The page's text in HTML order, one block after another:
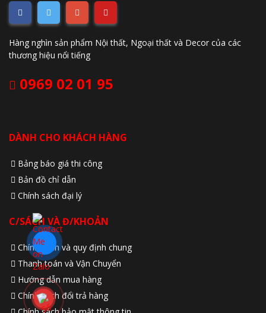
Hàng nghìn sản phẩm Nội thất, Ngoại thất và Decor của các
thương hiệu nổi tiếng
0969 02 01 95
DÀNH CHO KHÁCH HÀNG
Bảng báo giá thi công
Bản đồ chỉ dẫn
Chính sách đại lý
C/SÁCH VÀ Đ/KHOẢN
Chính sách và quy định chung
Thanh toán và Vận Chuyển
Hướng dẫn mua hàng
Chính sách đổi trả hàng